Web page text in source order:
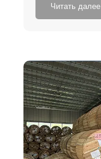
Читать далее